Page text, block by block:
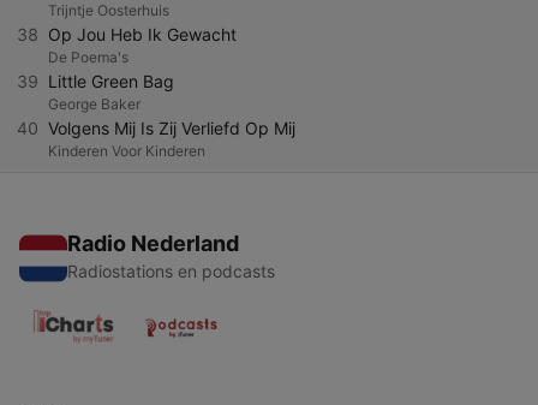
Trijntje Oosterhuis
38 Op Jou Heb Ik Gewacht
De Poema's
39 Little Green Bag
George Baker
40 Volgens Mij Is Zij Verliefd Op Mij
Kinderen Voor Kinderen
Radio Nederland
Radiostations en podcasts